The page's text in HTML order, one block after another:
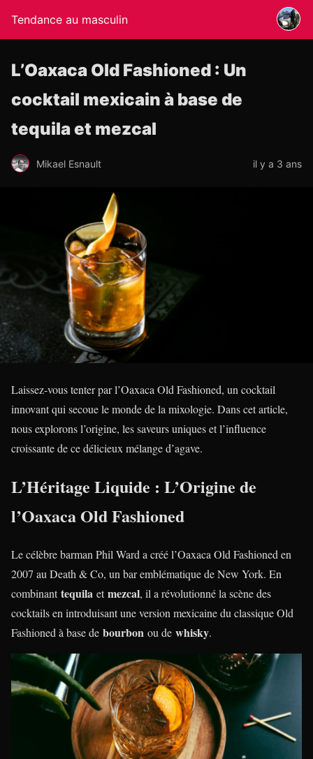
Tendance au masculin
L’Oaxaca Old Fashioned : Un
cocktail mexicain à base de
tequila et mezcal
Mikael Esnault il y a 3 ans
Laissez-vous tenter par l’Oaxaca Old Fashioned, un cocktail
innovant qui secoue le monde de la mixologie. Dans cet article,
nous explorons l’origine, les saveurs uniques et l’influence
croissante de ce délicieux mélange d’agave.
L’Héritage Liquide : L’Origine de
l’Oaxaca Old Fashioned
Le célèbre barman Phil Ward a créé l’Oaxaca Old Fashioned en
2007 au Death & Co, un bar emblématique de New York. En
combinanttequila etmezcal, il a révolutionné la scène des
cocktails en introduisant une version mexicaine du classique Old
Fashioned à base de bourbon ou de whisky.